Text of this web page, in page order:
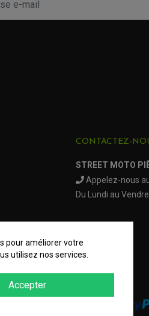
CONTACTEZ-
STREET MOTO
Appelez-nous
Du Lundi au
pour améliorer votre
utilisez nos services.
Accepter